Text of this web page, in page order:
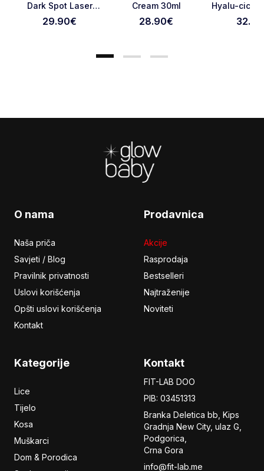
Otkaži pregled
Dark Spot Laser
Cream 50ml
29.90€
Cream 30ml
28.90€
Hyalu-cica
Sun Serum
32.90
O nama
Naša priča
Savjeti / Blog
Pravilnik privatnosti
Uslovi korišćenja
Opšti uslovi korišćenja
Kontakt
Prodavnica
Akcije
Rasprodaja
Bestselleri
Najtraženije
Noviteti
Kategorije
Lice
Tijelo
Kosa
Muškarci
Dom & Porodica
Kontakt
FIT-LAB DOO
PIB: 03451313
Branka Deletica bb, Kips
Gradnja New City, ulaz G,
Podgorica,
Crna Gora
info@fit-lab.me